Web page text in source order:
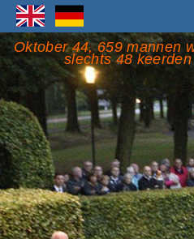
Oktober 44, 659 mannen
slechts 48